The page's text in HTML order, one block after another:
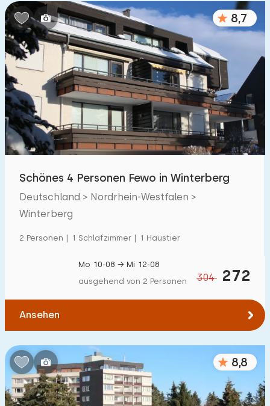
8,7
Schönes 4 Personen Fewo in Winterberg
Deutschland > Nordrhein-Westfalen >
Winterberg
2 Personen | 1 Schlafzimmer | 1 Haustier
304 272
Mo 10-08 → Mi 12-08
ausgehend von 2 Personen
Ansehen
8,8